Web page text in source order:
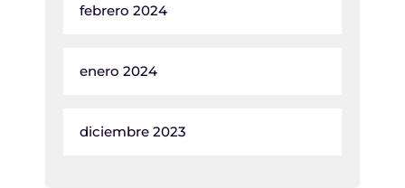
febrero 2024
enero 2024
diciembre 2023